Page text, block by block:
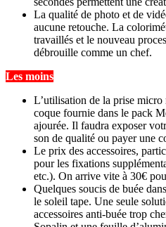
La qualité de photo et de
aucune retouche. La
travaillés et le nouveau
débrouille comme un chef.
Les moins
L’utilisation de la prise micro
coque fournie dans le pack
ajourée. Il faudra exposer
son de qualité ou payer une
Le prix des accessoires,
pour les fixations
etc.). On arrive vite à 30€
Quelques soucis de buée
le soleil tape. Une seule
accessoires anti-buée trop